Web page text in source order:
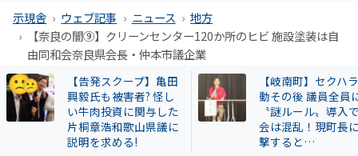
示現舎 ウェブ記事 ニュース
地方
【奈良の闇⑨】クリーンセンター120か所のヒビ 施設塗装は自
由同和会奈良県会長・仲本市議企業
【告発スクープ】亀田
興毅氏も被害者? 怪し
い牛肉投資に関与した
片桐章浩和歌山県議に
説明を求める!
【岐南町】セクハ
動その後 議員全員
〝謎ルール〟導入
会は混乱！現町長
撃すると…